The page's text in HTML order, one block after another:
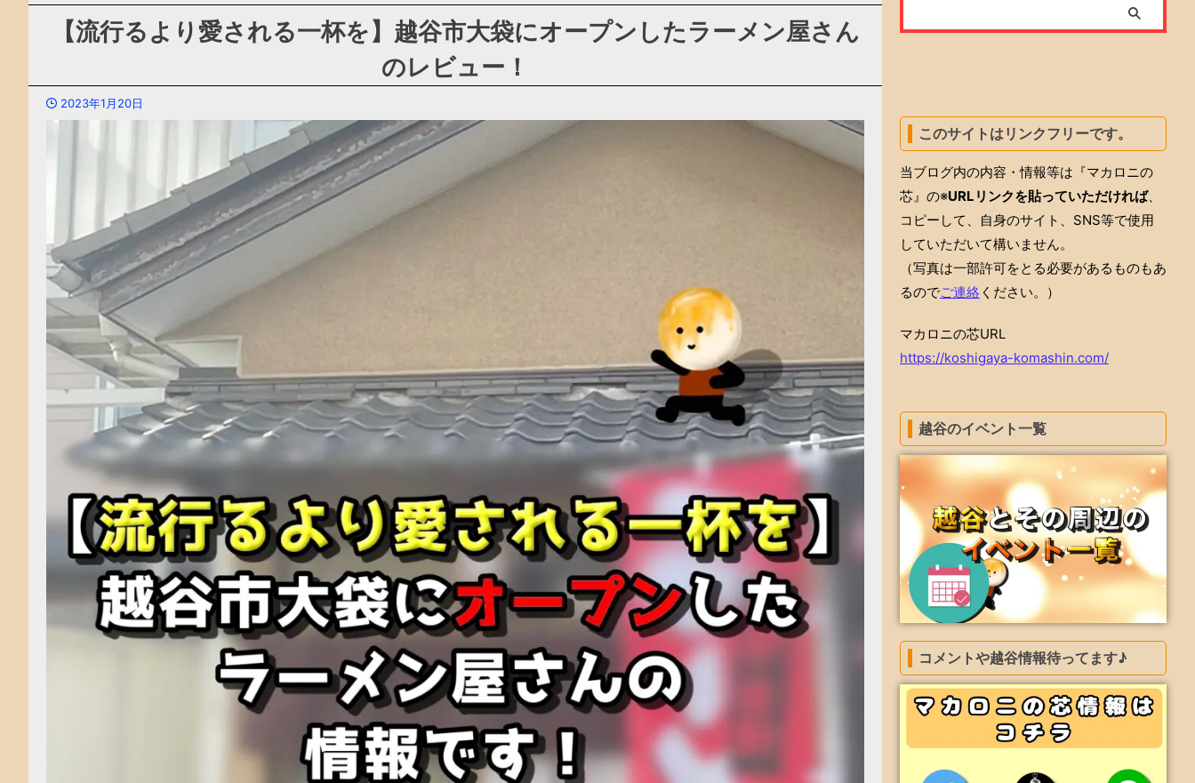
【流行るより愛される一杯を】越谷市大袋にオープンしたラーメン屋さん
のレビュー！
2023年1月20日
このサイトはリンクフリーです。
当ブログ内の内容・情報等は『マカロニの
芯』の※URLリンクを貼っていただければ、
コピーして、自身のサイト、SNS等で使用
していただいて構いません。
（写真は一部許可をとる必要があるものもあ
るのでご連絡 ください。）
マカロニの芯URL
https://koshigaya-komashin.com/
越谷のイベント一覧
コメントや越谷情報待ってます♪